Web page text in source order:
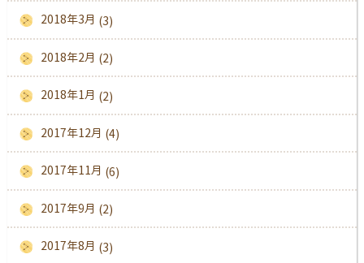
2018年3月 (3)
2018年2月 (2)
2018年1月 (2)
2017年12月 (4)
2017年11月 (6)
2017年9月 (2)
2017年8月 (3)